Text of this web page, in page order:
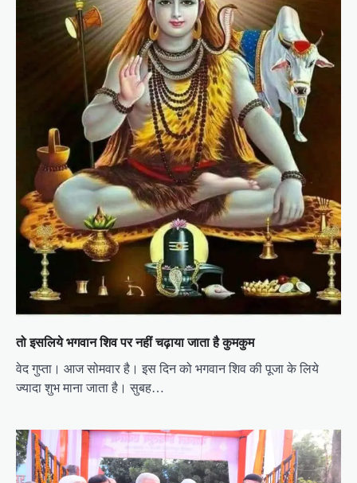
तो इसलिये भगवान शिव पर नहीं चढ़ाया जाता है कुमकुम
वेद गुप्ता। आज सोमवार है। इस दिन को भगवान शिव की पूजा के लिये
ज्यादा शुभ माना जाता है। सुबह…